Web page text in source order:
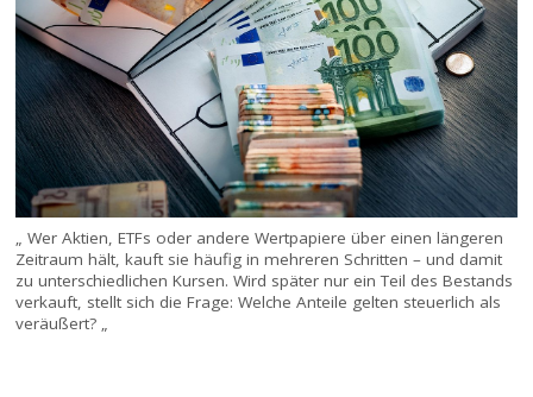
„ Wer Aktien, ETFs oder andere Wertpapiere über einen längeren
Zeitraum hält, kauft sie häufig in mehreren Schritten – und damit
zu unterschiedlichen Kursen. Wird später nur ein Teil des Bestands
verkauft, stellt sich die Frage: Welche Anteile gelten steuerlich als
veräußert? „